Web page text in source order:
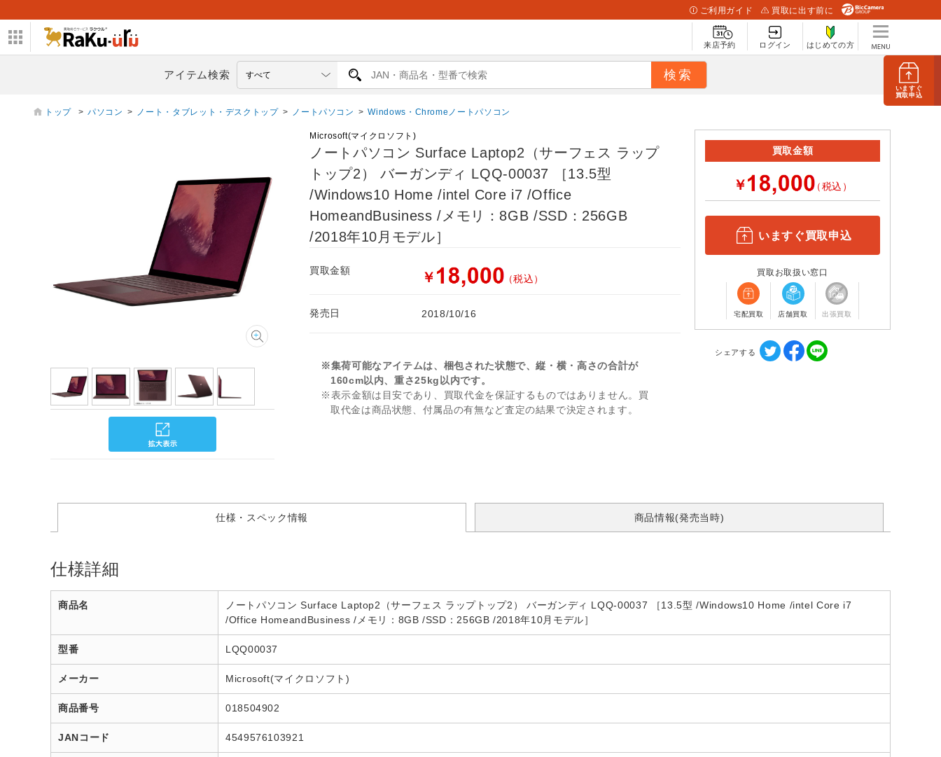
いますぐ
買取申込
ご利用ガイド 買取に出す前に
来店予約 ログイン はじめての方
アイテム検索
トップ > パソコン > ノート・タブレット・デスクトップ > ノートパソコン > Windows・Chromeノートパソコン
Microsoft(マイクロソフト)
ノートパソコン Surface Laptop2（サーフェス ラップ
トップ2） バーガンディ LQQ-00037 ［13.5型
/Windows10 Home /intel Core i7 /Office
HomeandBusiness /メモリ：8GB /SSD：256GB
/2018年10月モデル］
買取金額 ￥ （税込）
発売日 2018/10/16
※集荷可能なアイテムは、梱包された状態で、縦・横・高さの合計が
160cm以内、重さ25kg以内です。
※表示金額は目安であり、買取代金を保証するものではありません。買
取代金は商品状態、付属品の有無など査定の結果で決定されます。
買取金額
￥ （税込）
いますぐ買取申込
買取お取扱い窓口
宅配買取 店舗買取 出張買取
シェアする
仕様・スペック情報 商品情報(発売当時)
仕様詳細
商品名
ノートパソコン Surface Laptop2（サーフェス ラップトップ2） バーガンディ LQQ-00037 ［13.5型 /Windows10 Home /intel Core i7
/Office HomeandBusiness /メモリ：8GB /SSD：256GB /2018年10月モデル］
型番 LQQ00037
メーカー Microsoft(マイクロソフト)
商品番号 018504902
JANコード 4549576103921